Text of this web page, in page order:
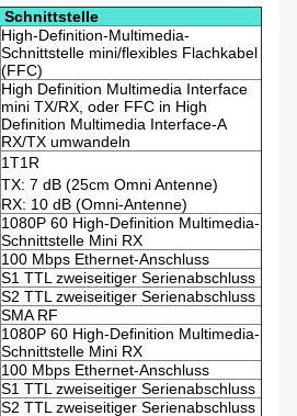
Schnittstelle
High-Definition-Multimedia-
Schnittstelle mini/flexibles Flachkabel
(FFC)
High Definition Multimedia Interface
mini TX/RX, oder FFC in High
Definition Multimedia Interface-A
RX/TX umwandeln
1T1R
TX: 7 dB (25cm Omni Antenne)
RX: 10 dB (Omni-Antenne)
1080P 60 High-Definition Multimedia-
Schnittstelle Mini RX
100 Mbps Ethernet-Anschluss
S1 TTL zweiseitiger Serienabschluss
S2 TTL zweiseitiger Serienabschluss
SMA RF
1080P 60 High-Definition Multimedia-
Schnittstelle Mini RX
100 Mbps Ethernet-Anschluss
S1 TTL zweiseitiger Serienabschluss
S2 TTL zweiseitiger Serienabschluss